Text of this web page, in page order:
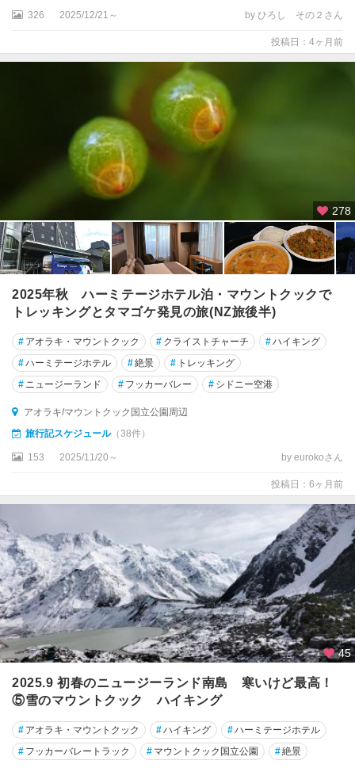
ラ
ズ
ル
・
タ
ウ
ン
ロ
マ
ン
デ
ル
半
周
チ
ュ
ワ
ー
ト
島
タ
ウ
ポ
ウ
ラ
ン
326 2025/12/21～ by ひろし その２さん
投稿日：4ヶ月前
278
2025年秋 ハーミテージホテル泊・マウントクックで
トレッキングとタマゴケ発見の旅(NZ旅後半)
# アオラキ・マウントクック # クライストチャーチ #ハイキング
#ハーミテージホテル #絶景 # トレッキング
# ニュージーランド # フッカーバレー # シドニー空港
アオラキ/マウントクック国立公園周辺
旅行記スケジュール（38件）
153 2025/11/20～ by eurokoさん
投稿日：6ヶ月前
45
2025.9 初春のニュージーランド南島 寒いけど最高！
⑤雪のマウントクック ハイキング
# アオラキ・マウントクック #ハイキング #ハーミテージホテル
# フッカーバレートラック # マウントクック国立公園 #絶景